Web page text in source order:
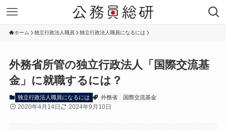
ホーム 独立行政法人職員 独立行政法人職員になるには
外務省所管の独立行政法人「国際交流基
金」に就職するには？
独立行政法人職員になるには 外務省 国際交流基金
2020年4月14日 2024年9月10日